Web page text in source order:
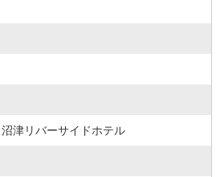
津リバーサイドホテル